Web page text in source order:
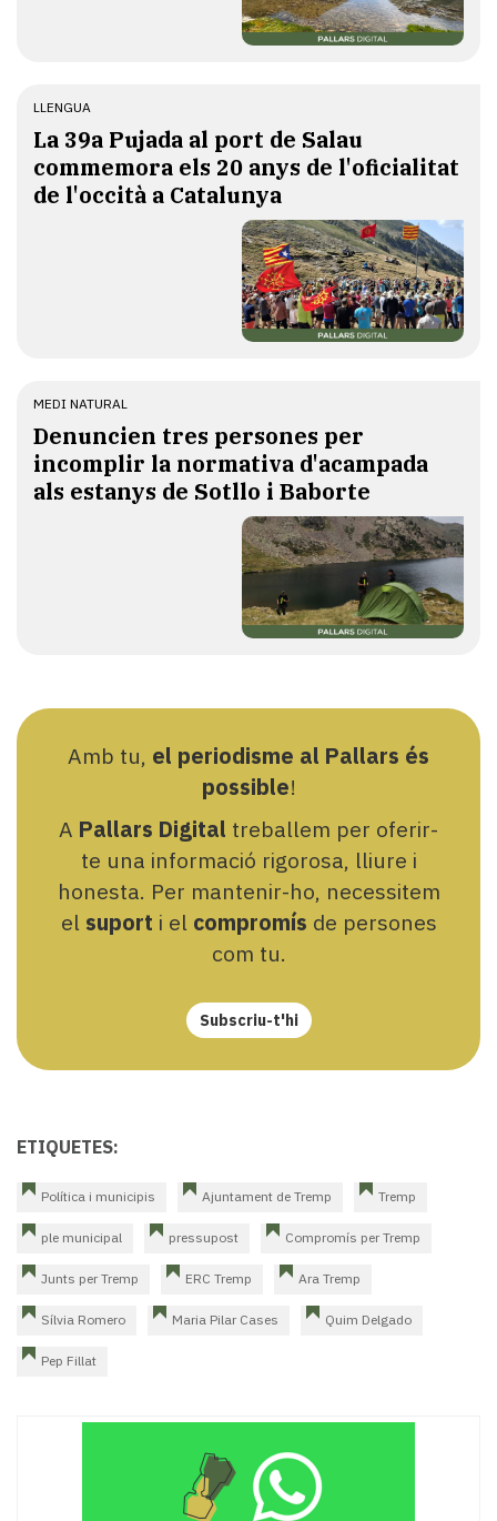
LLENGUA
​La 39a Pujada al port de Salau
commemora els 20 anys de l'oficialitat
de l'occità a Catalunya
MEDI NATURAL
Denuncien tres persones per
incomplir la normativa d'acampada
als estanys de Sotllo i Baborte
Amb tu, el periodisme al Pallars és
possible!
A Pallars Digital treballem per oferir-
te una informació rigorosa, lliure i
honesta. Per mantenir-ho, necessitem
el suport i el compromís de persones
com tu.
Subscriu-t'hi
ETIQUETES:
Política i municipis Ajuntament de Tremp Tremp
ple municipal pressupost Compromís per Tremp
Junts per Tremp ERC Tremp Ara Tremp
Sílvia Romero Maria Pilar Cases Quim Delgado
Pep Fillat